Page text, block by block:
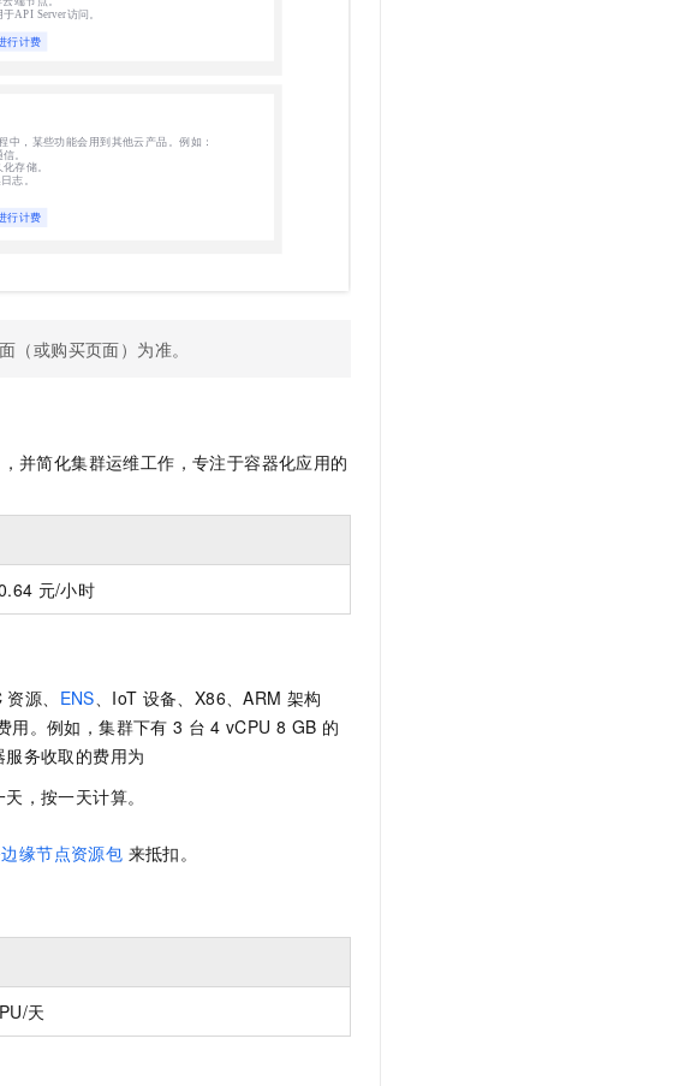
或购买页面）为准。
并简化集群运维工作，专注于容器化应用的
元/小时
资源、 ENS、IoT 设备、X86、ARM 架构
用。例如，集群下有 3 台 4 vCPU 8 GB 的
务收取的费用为
，按一天计算。
缘节点资源包 来抵扣。
天
多种方案随心选，轻松解锁专属 DeepSeek
超强辅助，Bolt.diy 一步搞定创意建站